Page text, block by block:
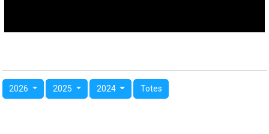
2026 2025 2024 Totes